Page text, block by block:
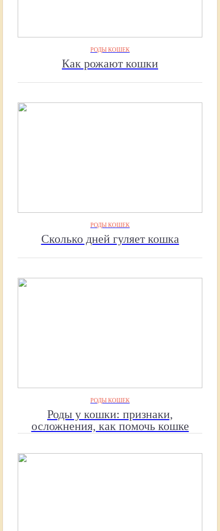
РОДЫ КОШЕК
Как рожают кошки
РОДЫ КОШЕК
Сколько дней гуляет кошка
РОДЫ КОШЕК
Роды у кошки: признаки,
осложнения, как помочь кошке
принять роды